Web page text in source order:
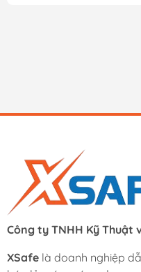
Công ty TNHH Kỹ Thuật
XSafe là doanh nghiệp